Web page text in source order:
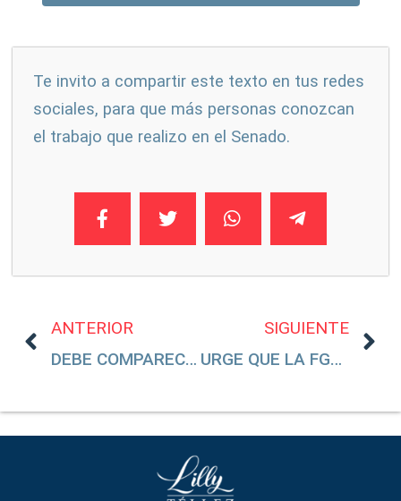
Te invito a compartir este texto en tus redes
sociales, para que más personas conozcan
el trabajo que realizo en el Senado.
ANTERIOR
DEBE COMPARECER LA TITULAR DE LA SEP PARA QUE INFORME SOBRE LOS LIBROS DE TEXTO
SIGUIENTE
URGE QUE LA FGR ATRAIGA EL CASO DEL ATENTADO CONTRA CIRO GÓMEZ LEYVA